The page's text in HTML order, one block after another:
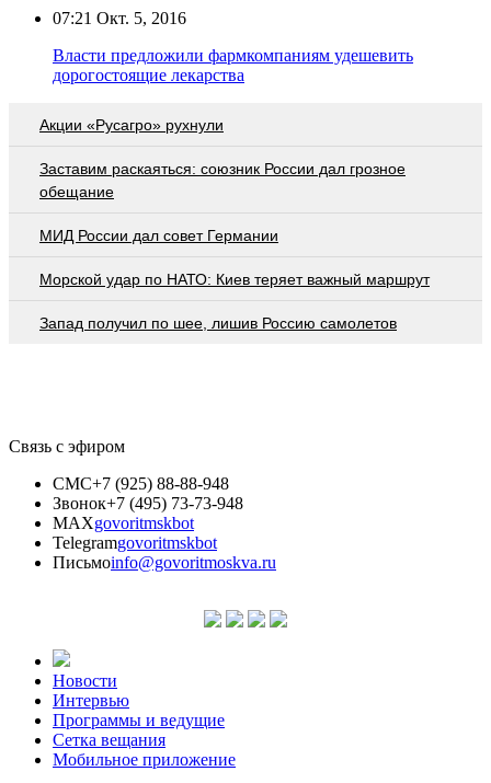
07:21 Окт. 5, 2016
Власти предложили фармкомпаниям удешевить
дорогостоящие лекарства
Акции «Русагро» рухнули
Заставим раскаяться: союзник России дал грозное
обещание
МИД России дал совет Германии
Морской удар по НАТО: Киев теряет важный маршрут
Запад получил по шее, лишив Россию самолетов
Связь с эфиром
СМС+7 (925) 88-88-948
Звонок+7 (495) 73-73-948
MAXgovoritmskbot
Telegramgovoritmskbot
Письмоinfo@govoritmoskva.ru
Новости
Интервью
Программы и ведущие
Сетка вещания
Мобильное приложение